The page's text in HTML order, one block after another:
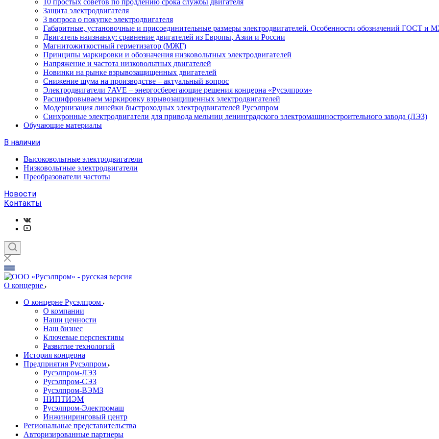
10 простых советов по продлению срока службы двигателя
Защита электродвигателя
3 вопроса о покупке электродвигателя
Габаритные, установочные и присоединительные размеры электродвигателей. Особенности обозначений ГОСТ и
Двигатель наизнанку: сравнение двигателей из Европы, Азии и России
Магнитожиткостный герметизатор (МЖГ)
Принципы маркировки и обозначения низковольтных электродвигателей
Напряжение и частота низковольтных двигателей
Новинки на рынке взрывозащищенных двигателей
Снижение шума на производстве – актуальный вопрос
Электродвигатели 7AVE – энергосберегающие решения концерна «Русэлпром»
Расшифровываем маркировку взрывозащищенных электродвигателей
Модернизация линейки быстроходных электродвигателей Русэлпром
Синхронные электродвигатели для привода мельниц ленинградского электромашиностроительного завода (ЛЭЗ)
Обучающие материалы
В наличии
Высоковольтные электродвигатели
Низковольтные электродвигатели
Преобразователи частоты
Новости
Контакты
О концерне
О концерне Русэлпром
О компании
Наши ценности
Наш бизнес
Ключевые перспективы
Развитие технологий
История концерна
Предприятия Русэлпром
Русэлпром-ЛЭЗ
Русэлпром-СЭЗ
Русэлпром-ВЭМЗ
НИПТИЭМ
Русэлпром-Электромаш
Инжиниринговый центр
Региональные представительства
Авторизированные партнеры